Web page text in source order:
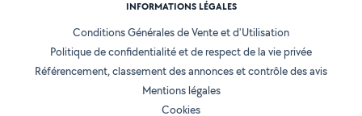
INFORMATIONS LÉGALES
Conditions Générales de Vente et d'Utilisation
Politique de confidentialité et de respect de la vie privée
Référencement, classement des annonces et contrôle des avis
Mentions légales
Cookies